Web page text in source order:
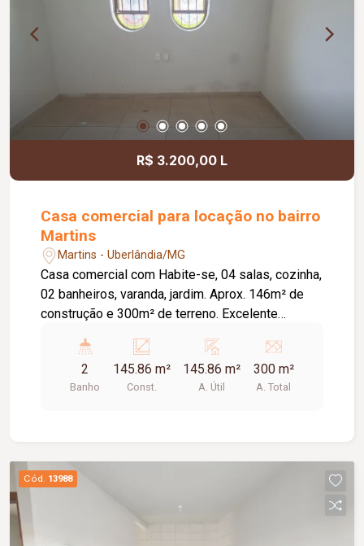
R$ 3.200,00 L
Casa comercial para locação no bairro
Martins
Martins - Uberlândia/MG
Casa comercial com Habite-se, 04 salas, cozinha,
02 banheiros, varanda, jardim. Aprox. 146m² de
construção e 300m² de terreno. Excelente
2
Banho
145.86 m²
Const.
145.86 m²
A. Útil
300 m²
A. Total
Cód. 13988